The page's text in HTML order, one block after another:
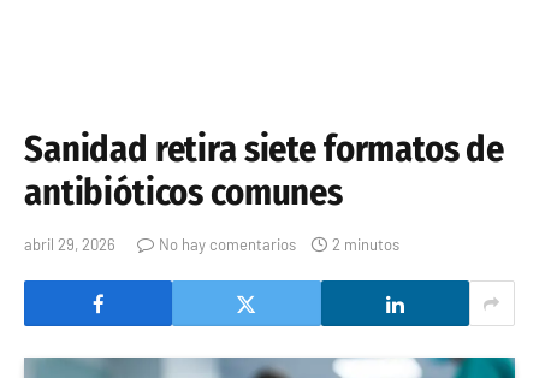
Sanidad retira siete formatos de
antibióticos comunes
abril 29, 2026 No hay comentarios 2 minutos